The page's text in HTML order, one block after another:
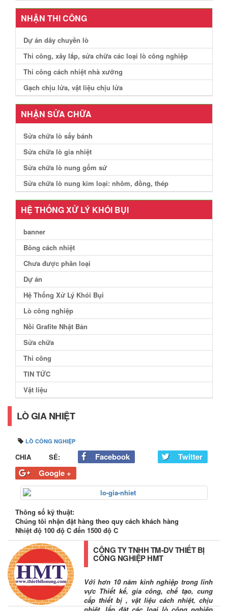
NHẬN THI CÔNG
Dự án dây chuyền lò
Thi công, xây lắp, sửa chữa các loại lò công nghiệp
Thi công cách nhiệt nhà xưởng
Gạch chịu lửa, vật liệu chịu lửa
NHẬN SỬA CHỮA
Sửa chữa lò sấy bánh
Sửa chữa lò gia nhiệt
Sửa chữa lò nung gốm sứ
Sửa chữa lò nung kim loại: nhôm, đồng, thép
HỆ THỐNG XỬ LÝ KHÓI BỤI
banner
Bông cách nhiệt
Chưa được phân loại
Dự án
Hệ Thống Xử Lý Khói Bụi
Lò công nghiệp
Nồi Grafite Nhật Bản
Sửa chữa
Thi công
TIN TỨC
Vật liệu
LÒ GIA NHIỆT
LÒ CÔNG NGHIỆP
CHIA SẺ: Facebook
Twitter
Google +
Thông số kỹ thuật:
Chúng tôi nhận đặt hàng theo quy cách khách hàng
Nhiệt độ 100 độ C đến 1500 độ C
CÔNG TY TNHH TM-DV THIẾT BỊ
CÔNG NGHIỆP HMT
Với hơn 10 năm kinh nghiệp trong lĩnh
vực Thiết kế, gia công, chế tạo, cung
cấp thiết bị , vật liệu cách nhiệt, chịu